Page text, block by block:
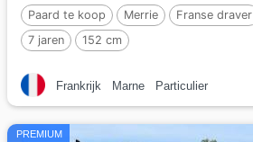
Paard te koop Merrie Franse draver
7 jaren
152 cm
Frankrijk Marne Particulier
PREMIUM